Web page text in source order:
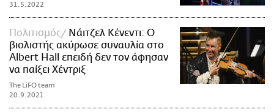
31.5.2022
Πολιτισμός
Νάιτζελ Κένεντι: Ο
βιολιστής ακύρωσε συναυλία στο
Albert Hall επειδή δεν τον άφησαν
να παίξει Χέντριξ
The LiFO team
20.9.2021